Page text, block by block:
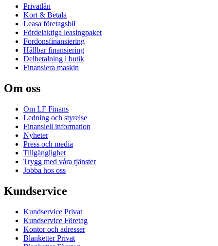
Privatlån
Kort & Betala
Leasa företagsbil
Fördelaktiga leasingpaket
Fordonsfinansiering
Hållbar finansiering
Delbetalning i butik
Finansiera maskin
Om oss
Om LF Finans
Ledning och styrelse
Finansiell information
Nyheter
Press och media
Tillgänglighet
Trygg med våra tjänster
Jobba hos oss
Kundservice
Kundservice Privat
Kundservice Företag
Kontor och adresser
Blanketter Privat